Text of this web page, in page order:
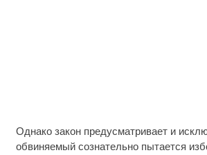
Однако закон предусматривает и
обвиняемый сознательно пытается